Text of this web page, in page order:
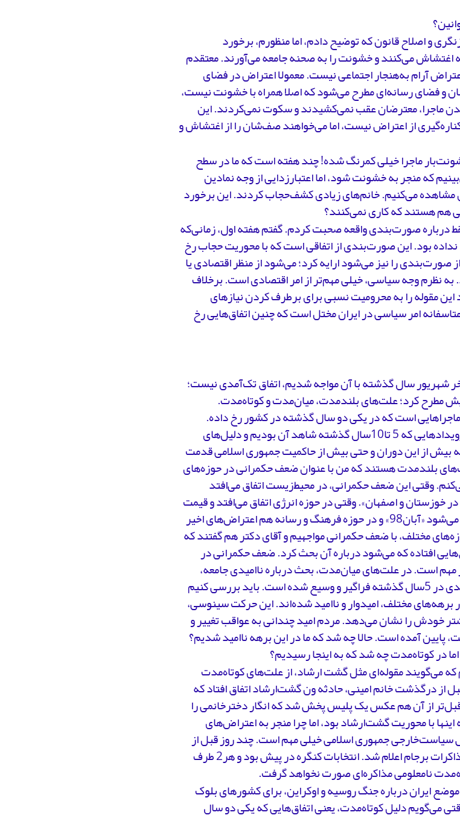
و اصلاح قانون که توضیح دادم، اما منظورم، برخورد
اغتشاش می‌کنند و خشونت را به صحنه جامعه می‌آورند. معتقدم
آرام به‌هنجار اجتماعی نیست. معمولا اعتراض در فضای
و فضای رسانه‌ای مطرح می‌شود که اصلا همراه با خشونت نیست،
ماجرا، معترضان عقب نمی‌کشیدند و سکوت نمی‌کردند. این
از اعتراض نیست، اما می‌خواهند صف‌شان را از اغتشاش و
ماجرا خیلی کمرنگ شده! چند هفته است که ما در سطح
که منجر به خشونت شود، اما اعتبارزدایی از وجه نمادین
می‌کنیم. خانم‌های زیادی کشف‌حجاب کردند. این برخورد
هم هستند که کاری نمی‌کنند؟
درباره صورت‌بندی واقعه صحبت کردم. گفتم هفته اول، زمانی‌که
نداده بود. این صورت‌بندی از اتفاقی است که با محوریت حجاب رخ
صورت‌بندی را نیز می‌شود ارایه کرد؛ می‌شود از منظر اقتصادی یا
نظرم وجه سیاسی، خیلی مهم‌تر از امر اقتصادی است. برخلاف
این مقوله را به محرومیت نسبی برای برطرف کردن نیازهای
امر سیاسی در ایران مختل است که چنین اتفاق‌هایی رخ
شهریور سال گذشته با آن مواجه شدیم، اتفاق تک‌آمدی نیست؛
برایش مطرح کرد؛ علت‌های بلند‌مدت، میان‌مدت و کوتاه‌مدت.
است که در یکی دو سال گذشته در کشور رخ داده.
اتفاق‌های میان‌مدت، یعنی رویدادهایی که 5 تا10سال گذشته شاهد آن بودیم و دلیل‌های
بیش از این دوران و حتی بیش از حاکمیت جمهوری اسلامی قدمت
بلند‌مدت هستند که من با عنوان ضعف حکمرانی در حوزه‌های
وقتی این ضعف حکمرانی، در محیط‌زیست اتفاق می‌افتد
خوزستان و اصفهان». وقتی در حوزه انرژی اتفاق می‌افتد و قیمت
حامل‌های انرژی بالا می‌رود، می‌شود «آبان98» و در حوزه فرهنگ و رسانه هم اعتراض‌های اخیر
مختلف، با ضعف حکمرانی مواجهیم و آقای دکتر هم گفتند که
افتاده که می‌شود درباره آن بحث کرد. ضعف حکمرانی در
است. در علت‌های میان‌مدت، بحث درباره ناامیدی جامعه،
بسیار جدی است و این ناامیدی در 5سال گذشته فراگیر و وسیع شده است. باید بررسی کنیم
برهه‌های مختلف، امیدوار و ناامید شده‌اند. این حرکت سینوسی،
خودش را نشان می‌دهد. مردم امید چندانی به عواقب تغییر و
پایین آمده است. حالا چه شد که ما در این برهه ناامید شدیم؟
در کوتاه‌مدت چه شد که به اینجا رسیدیم؟
که می‌گویند مقوله‌ای مثل گشت ارشاد، از علت‌های کوتاه‌مدت
از درگذشت خانم امینی، حادثه ون گشت‌ارشاد اتفاق افتاد که
قبل‌تر از آن هم عکس یک پلیس پخش شد که انگار دخترخانمی را
با محوریت گشت‌ارشاد بود، اما چرا منجر به اعتراض‌های
سیاست‌خارجی جمهوری اسلامی خیلی مهم است. چند روز قبل از
این ماجرا، شکست رسمی مذاکرات برجام اعلام شد. انتخابات کنگره در پیش بود و هر2 طرف
نامعلومی مذاکره‌ای صورت نخواهد گرفت.
ایران درباره جنگ روسیه و اوکراین، برای کشورهای بلوک
می‌گویم دلیل کوتاه‌مدت، یعنی اتفاق‌هایی که یکی دو سال